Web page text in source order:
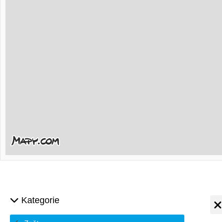
Kategorie